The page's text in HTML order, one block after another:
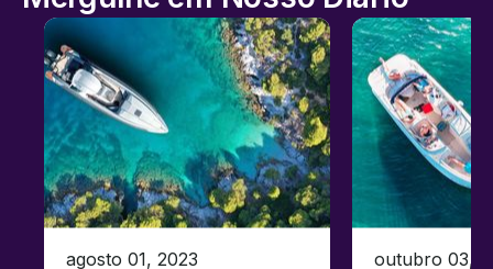
agosto 01, 2023 outubro 03,